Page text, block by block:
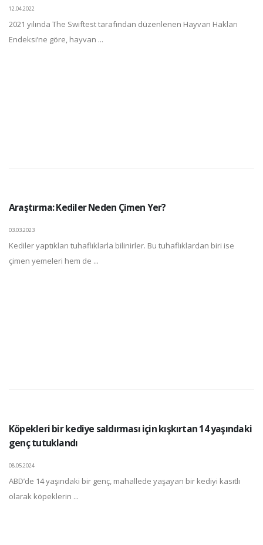
12.04.2022
2021 yılında The Swiftest tarafından düzenlenen Hayvan Hakları
Endeksi’ne göre, hayvan ...
Araştırma: Kediler Neden Çimen Yer?
03.03.2023
Kediler yaptıkları tuhaflıklarla bilinirler. Bu tuhaflıklardan biri ise
çimen yemeleri hem de ...
Köpekleri bir kediye saldırması için kışkırtan 14 yaşındaki
genç tutuklandı
08.05.2024
ABD’de 14 yaşındaki bir genç, mahallede yaşayan bir kediyi kasıtlı
olarak köpeklerin ...